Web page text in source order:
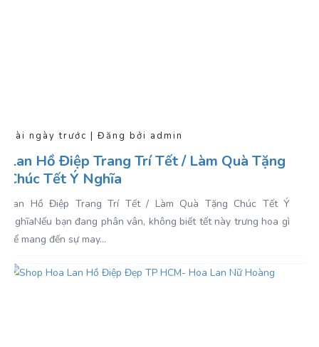
Vài ngày trước | Đăng bởi admin
Lan Hồ Điệp Trang Trí Tết / Làm Quà Tặng
Chúc Tết Ý Nghĩa
Lan Hồ Điệp Trang Trí Tết / Làm Quà Tặng Chúc Tết Ý
NghĩaNếu bạn đang phân vân, không biết tết này trưng hoa gì
để mang đến sự may...